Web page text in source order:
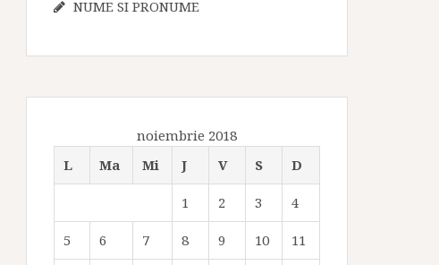
NUME SI PRONUME
noiembrie 2018
L
Ma Mi J V S D
1 2 3 4
5 6 7 8 9 10 11